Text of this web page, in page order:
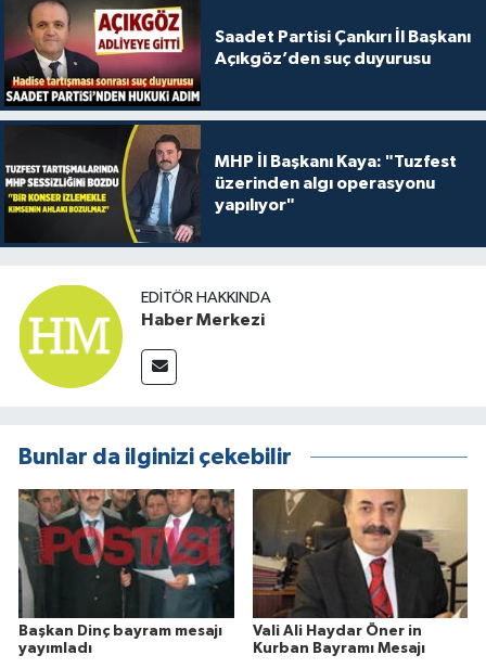
Saadet Partisi Çankırı İl Başkanı
Açıkgöz’den suç duyurusu
MHP İl Başkanı Kaya: "Tuzfest
üzerinden algı operasyonu
yapılıyor"
EDITÖR HAKKINDA
Haber Merkezi
Bunlar da ilginizi çekebilir
Başkan Dinç bayram mesajı
yayımladı
Vali Ali Haydar Öner in
Kurban Bayramı Mesajı